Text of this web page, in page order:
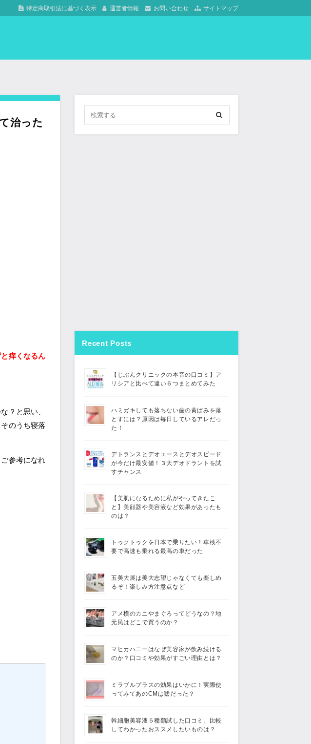
特定商取引法に基づく表示 運営者情報 お問い合わせ サイトマップ
治った
痒くなるん
？と思い、
のうち寝落
参考になれ
Recent Posts
【じぶんクリニックの本音の口コミ】ア
リシアと比べて違い６つまとめてみた
ハミガキしても落ちない歯の黄ばみを落
とすには？原因は毎日しているアレだっ
た！
デトランスとデオエースとデオスピード
が今だけ最安値！３大デオドラントを試
すチャンス
【美肌になるために私がやってきたこ
と】美顔器や美容液など効果があったも
のは？
トゥクトゥクを日本で乗りたい！車検不
要で高速も乗れる最高の車だった
五美大展は美大志望じゃなくても楽しめ
るぞ！楽しみ方注意点など
アメ横のカニやまぐろってどうなの？地
元民はどこで買うのか？
マヒカハニーはなぜ美容家が飲み続ける
のか？口コミや効果がすごい理由とは？
ミラブルプラスの効果はいかに！実際使
ってみてあのCMは嘘だった？
幹細胞美容液５種類試した口コミ。比較
してわかったおススメしたいものは？